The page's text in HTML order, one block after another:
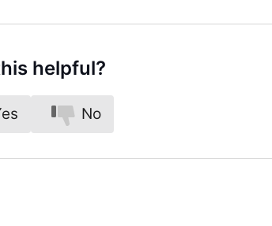
helpful?
No